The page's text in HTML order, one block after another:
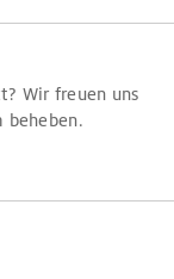
Wir freuen uns
beheben.